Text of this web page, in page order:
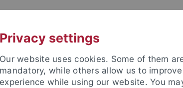
Privacy settings
Our website uses cookies. Some of them
mandatory, while others allow us to
experience while using our website. You